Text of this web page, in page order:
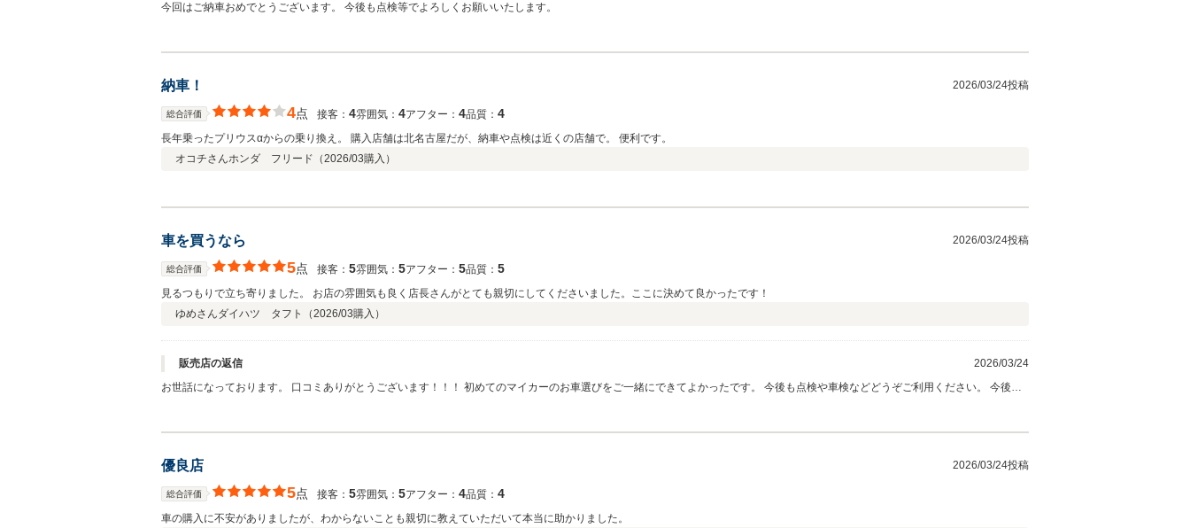
今回はご納車おめでとうございます。 今後も点検等でよろしくお願いいたします。
納車！ 2026/03/24投稿
総合評価 4点 接客： 4雰囲気： 4アフター： 4品質： 4
長年乗ったプリウスαからの乗り換え。 購入店舗は北名古屋だが、納車や点検は近くの店舗で。 便利です。
オコチさんホンダ フリード（2026/03購入）
車を買うなら 2026/03/24投稿
総合評価 5点 接客： 5雰囲気： 5アフター： 5品質： 5
見るつもりで立ち寄りました。 お店の雰囲気も良く店長さんがとても親切にしてくださいました。ここに決めて良かったです！
ゆめさんダイハツ タフト（2026/03購入）
販売店の返信
2026/03/24
お世話になっております。 口コミありがとうございます！！！ 初めてのマイカーのお車選びをご一緒にできてよかったです。 今後も点検や車検などどうぞご利用ください。 今後も
優良店 2026/03/24投稿
総合評価 5点 接客： 5雰囲気： 5アフター： 4品質： 4
車の購入に不安がありましたが、わからないことも親切に教えていただいて本当に助かりました。